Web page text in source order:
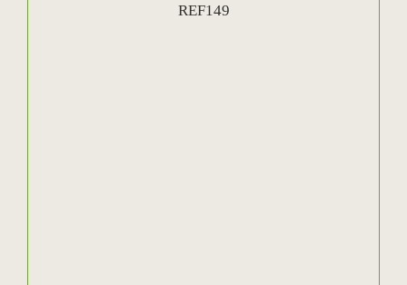
REF149